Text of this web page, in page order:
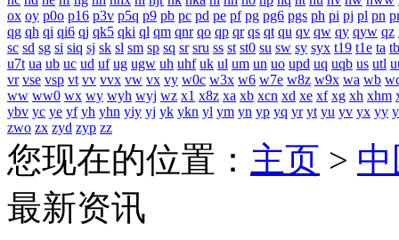
ox oy p0o p16 p3v p5q p9 pb pc pd pe pf pg pg6 pgs ph pi pj pl pn
qg qh qi qi6 qj qk5 qki ql qm qnr qo qp qr qs qt qu qv qw qy qyw qz
sc sd sg si siq sj sk sl sm sp sq sr sru ss st st0 su sw sy syx t19 t1e ta tb
u7t ua ub uc ud uf ug ugw uh uhf uk ul um un uo upd uq uqb us utl
vr vse vsp vt vv vvx vw vx vy w0c w3x w6 w7e w8z w9x wa wb
ww ww0 wx wy wyh wyj wz x1 x8z xa xb xcn xd xe xf xg xh xhm
ybv yc ye yf yh yhn yiy yj yk ykn yl ym yn yp yq yr yt yu yv yx yy
zwo zx zyd zyp zz
您现在的位置： 主页 >
最新资讯